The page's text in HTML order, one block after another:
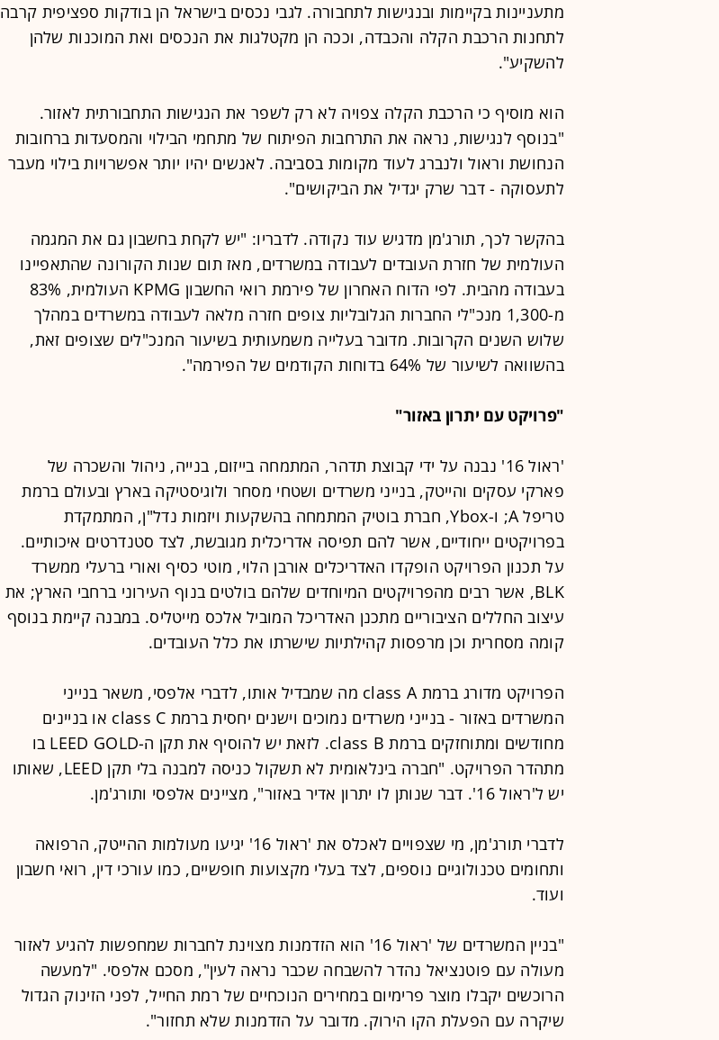
מתעניינות בקיימות ובנגישות לתחבורה. לגבי נכסים בישראל הן בודקות ספציפית קרבה
לתחנות הרכבת הקלה והכבדה, וככה הן מקטלגות את הנכסים ואת המוכנות שלהן
להשקיע".
הוא מוסיף כי הרכבת הקלה צפויה לא רק לשפר את הנגישות התחבורתית לאזור.
"בנוסף לנגישות, נראה את התרחבות הפיתוח של מתחמי הבילוי והמסעדות ברחובות
הנחושת וראול ולנברג לעוד מקומות בסביבה. לאנשים יהיו יותר אפשרויות בילוי מעבר
לתעסוקה - דבר שרק יגדיל את הביקושים".
בהקשר לכך, תורג'מן מדגיש עוד נקודה. לדבריו: "יש לקחת בחשבון גם את המגמה
העולמית של חזרת העובדים לעבודה במשרדים, מאז תום שנות הקורונה שהתאפיינו
בעבודה מהבית. לפי הדוח האחרון של פירמת רואי החשבון KPMG העולמית, 83%
מ-1,300 מנכ"לי החברות הגלובליות צופים חזרה מלאה לעבודה במשרדים במהלך
שלוש השנים הקרובות. מדובר בעלייה משמעותית בשיעור המנכ"לים שצופים זאת,
בהשוואה לשיעור של 64% בדוחות הקודמים של הפירמה".
"פרויקט עם יתרון באזור"
'ראול 16' נבנה על ידי קבוצת תדהר, המתמחה בייזום, בנייה, ניהול והשכרה של
פארקי עסקים והייטק, בנייני משרדים ושטחי מסחר ולוגיסטיקה בארץ ובעולם ברמת
טריפל A; ו-Ybox, חברת בוטיק המתמחה בהשקעות ויזמות נדל"ן, המתמקדת
בפרויקטים ייחודיים, אשר להם תפיסה אדריכלית מגובשת, לצד סטנדרטים איכותיים.
על תכנון הפרויקט הופקדו האדריכלים אורבן הלוי, מוטי כסיף ואורי ברעלי ממשרד
BLK, אשר רבים מהפרויקטים המיוחדים שלהם בולטים בנוף העירוני ברחבי הארץ; את
עיצוב החללים הציבוריים מתכנן האדריכל המוביל אלכס מייטליס. במבנה קיימת בנוסף
קומה מסחרית וכן מרפסות קהילתיות שישרתו את כלל העובדים.
הפרויקט מדורג ברמת class
A
מה שמבדיל אותו, לדברי אלפסי, משאר בנייני
המשרדים באזור - בנייני משרדים נמוכים וישנים יחסית ברמת class C או בניינים
מחודשים ומתוחזקים ברמת class B. לזאת יש להוסיף את תקן ה-LEED GOLD בו
מתהדר הפרויקט. "חברה בינלאומית לא תשקול כניסה למבנה בלי תקן LEED, שאותו
יש ל'ראול 16'. דבר שנותן לו יתרון אדיר באזור", מציינים אלפסי ותורג'מן.
לדברי תורג'מן, מי שצפויים לאכלס את 'ראול 16' יגיעו מעולמות ההייטק, הרפואה
ותחומים טכנולוגיים נוספים, לצד בעלי מקצועות חופשיים, כמו עורכי דין, רואי חשבון
ועוד.
"בניין המשרדים של 'ראול 16' הוא הזדמנות מצוינת לחברות שמחפשות להגיע לאזור
מעולה עם פוטנציאל נהדר להשבחה שכבר נראה לעין", מסכם אלפסי. "למעשה
הרוכשים יקבלו מוצר פרימיום במחירים הנוכחיים של רמת החייל, לפני הזינוק הגדול
שיקרה עם הפעלת הקו הירוק. מדובר על הזדמנות שלא תחזור".